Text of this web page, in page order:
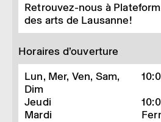
Retrouvez-nous à
des arts de Lausanne!
Horaires d’ouverture
Lun, Mer, Ven, Sam,
Dim
Jeudi
Mardi